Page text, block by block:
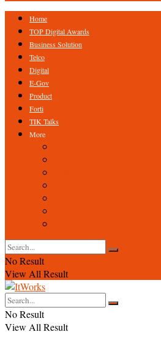
Home
TOP Digital Awards
Business Solution
Telco
Digital
E-Gov
Product
Forti
TIK Talks
More
No Result
View All Result
No Result
View All Result